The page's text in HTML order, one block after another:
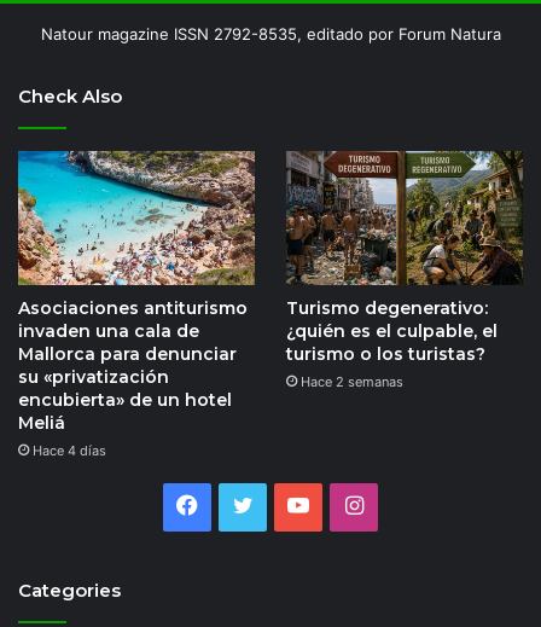
Natour magazine ISSN 2792-8535, editado por Forum Natura
Check Also
Asociaciones antiturismo
invaden una cala de
Mallorca para denunciar
su «privatización
encubierta» de un hotel
Meliá
Hace 4 días
Turismo degenerativo:
¿quién es el culpable, el
turismo o los turistas?
Hace 2 semanas
Facebook
TwitterYouTubeInstagram
Categories